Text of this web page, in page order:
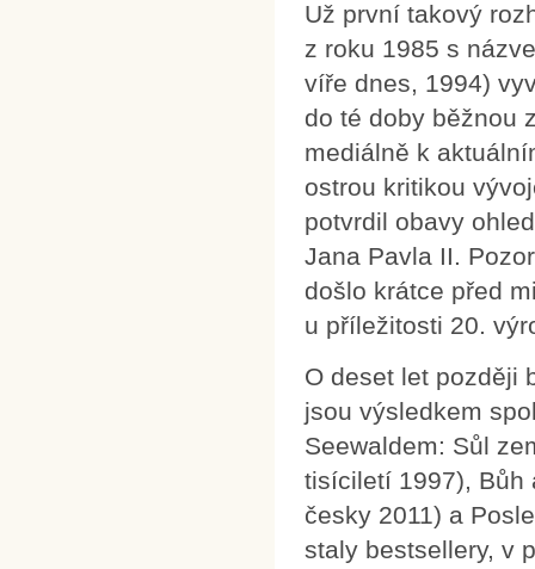
Už první takový
z roku 1985 s
víře dnes, 1994)
do té doby běžnou
mediálně k
ostrou kritikou
potvrdil obavy
Jana Pavla II.
došlo krátce před
u příležitosti 20.
O deset let později
jsou výsledkem
Seewaldem: Sůl
tisíciletí 1997), Bůh
česky 2011) a
staly bestsellery, v